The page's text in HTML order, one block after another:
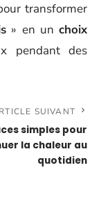
transformer
» en unchoix
pendant des
SUIVANT
simples pour
la chaleur au
quotidien